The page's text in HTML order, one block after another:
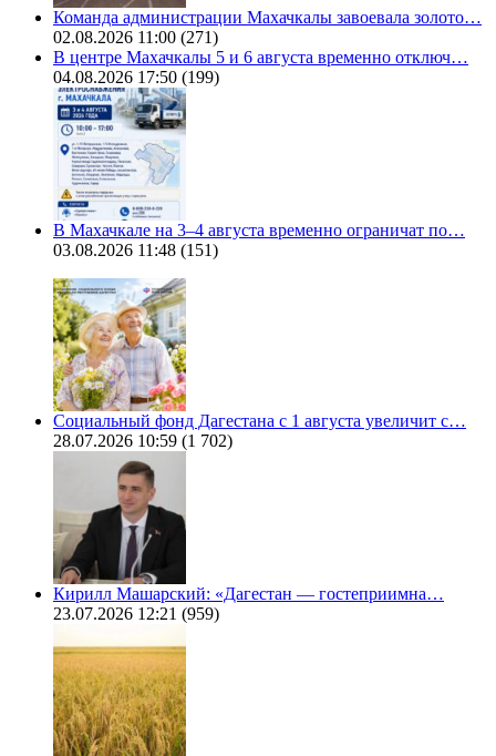
Команда администрации Махачкалы завоевала золото…
02.08.2026 11:00 (271)
В центре Махачкалы 5 и 6 августа временно отключ…
04.08.2026 17:50 (199)
В Махачкале на 3–4 августа временно ограничат по…
03.08.2026 11:48 (151)
Социальный фонд Дагестана с 1 августа увеличит с…
28.07.2026 10:59 (1 702)
Кирилл Машарский: «Дагестан — гостеприимна…
23.07.2026 12:21 (959)